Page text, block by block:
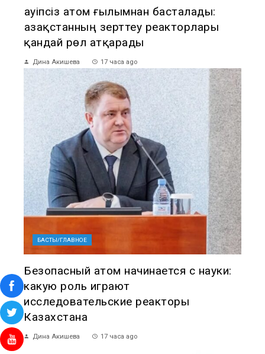
Қауіпсіз атом ғылымнан басталады:
Қазақстанның зерттеу реакторлары
қандай рөл атқарады
Дина Акишева 17 часа ago
БАСТЫ/ГЛАВНОЕ
Безопасный атом начинается с науки:
какую роль играют
исследовательские реакторы
Казахстана
Дина Акишева 17 часа ago